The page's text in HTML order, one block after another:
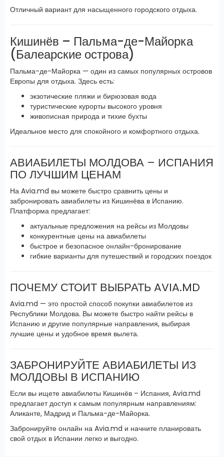
Отличный вариант для насыщенного городского отдыха.
Кишинёв – Пальма-де-Майорка
(Балеарские острова)
Пальма-де-Майорка — один из самых популярных островов
Европы для отдыха. Здесь есть:
экзотические пляжи и бирюзовая вода
туристические курорты высокого уровня
живописная природа и тихие бухты
Идеальное место для спокойного и комфортного отдыха.
АВИАБИЛЕТЫ МОЛДОВА – ИСПАНИЯ
ПО ЛУЧШИМ ЦЕНАМ
На Avia.md вы можете быстро сравнить цены и
забронировать авиабилеты из Кишинёва в Испанию.
Платформа предлагает:
актуальные предложения на рейсы из Молдовы
конкурентные цены на авиабилеты
быстрое и безопасное онлайн-бронирование
гибкие варианты для путешествий и городских поездок
ПОЧЕМУ СТОИТ ВЫБРАТЬ AVIA.MD
Avia.md — это простой способ покупки авиабилетов из
Республики Молдова. Вы можете быстро найти рейсы в
Испанию и другие популярные направления, выбирая
лучшие цены и удобное время вылета.
ЗАБРОНИРУЙТЕ АВИАБИЛЕТЫ ИЗ
МОЛДОВЫ В ИСПАНИЮ
Если вы ищете авиабилеты Кишинёв – Испания, Avia.md
предлагает доступ к самым популярным направлениям:
Аликанте, Мадрид и Пальма-де-Майорка.
Забронируйте онлайн на Avia.md и начните планировать
свой отдых в Испании легко и выгодно.